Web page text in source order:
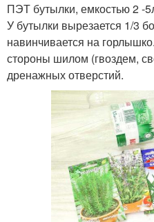
ПЭТ бутылки, емкостью 2 -
У бутылки вырезается 1/3
навинчивается на
стороны шилом (гвоздем,
дренажных отверстий.